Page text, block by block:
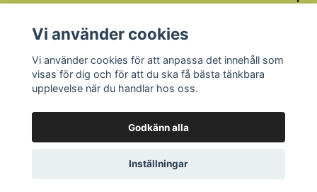
Sociala medier
© 2026 Porla KusinPowered by Quickbutik
Vi använder cookies
Vi använder cookies för att anpassa det innehåll som
visas för dig och för att du ska få bästa tänkbara
upplevelse när du handlar hos oss.
Godkänn alla
Inställningar